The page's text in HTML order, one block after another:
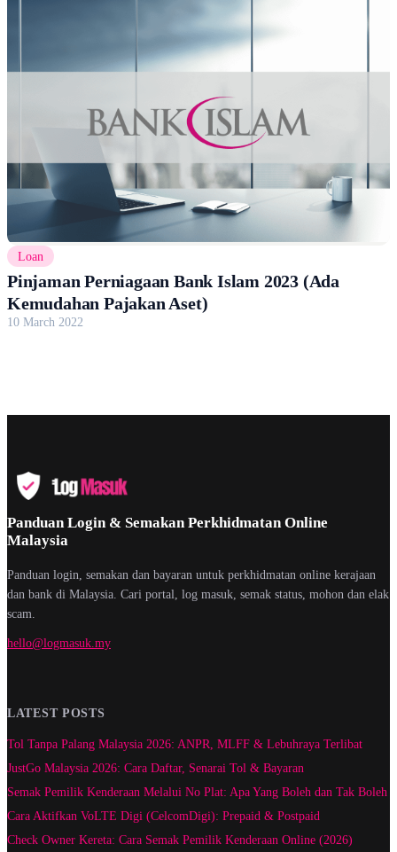
Loan
Pinjaman Perniagaan Bank Islam 2023 (Ada
Kemudahan Pajakan Aset)
10 March 2022
Panduan Login & Semakan Perkhidmatan Online
Malaysia
Panduan login, semakan dan bayaran untuk perkhidmatan online kerajaan
dan bank di Malaysia. Cari portal, log masuk, semak status, mohon dan elak
scam.
hello@logmasuk.my
LATEST POSTS
Tol Tanpa Palang Malaysia 2026: ANPR, MLFF & Lebuhraya Terlibat
JustGo Malaysia 2026: Cara Daftar, Senarai Tol & Bayaran
Semak Pemilik Kenderaan Melalui No Plat: Apa Yang Boleh dan Tak Boleh
Cara Aktifkan VoLTE Digi (CelcomDigi): Prepaid & Postpaid
Check Owner Kereta: Cara Semak Pemilik Kenderaan Online (2026)